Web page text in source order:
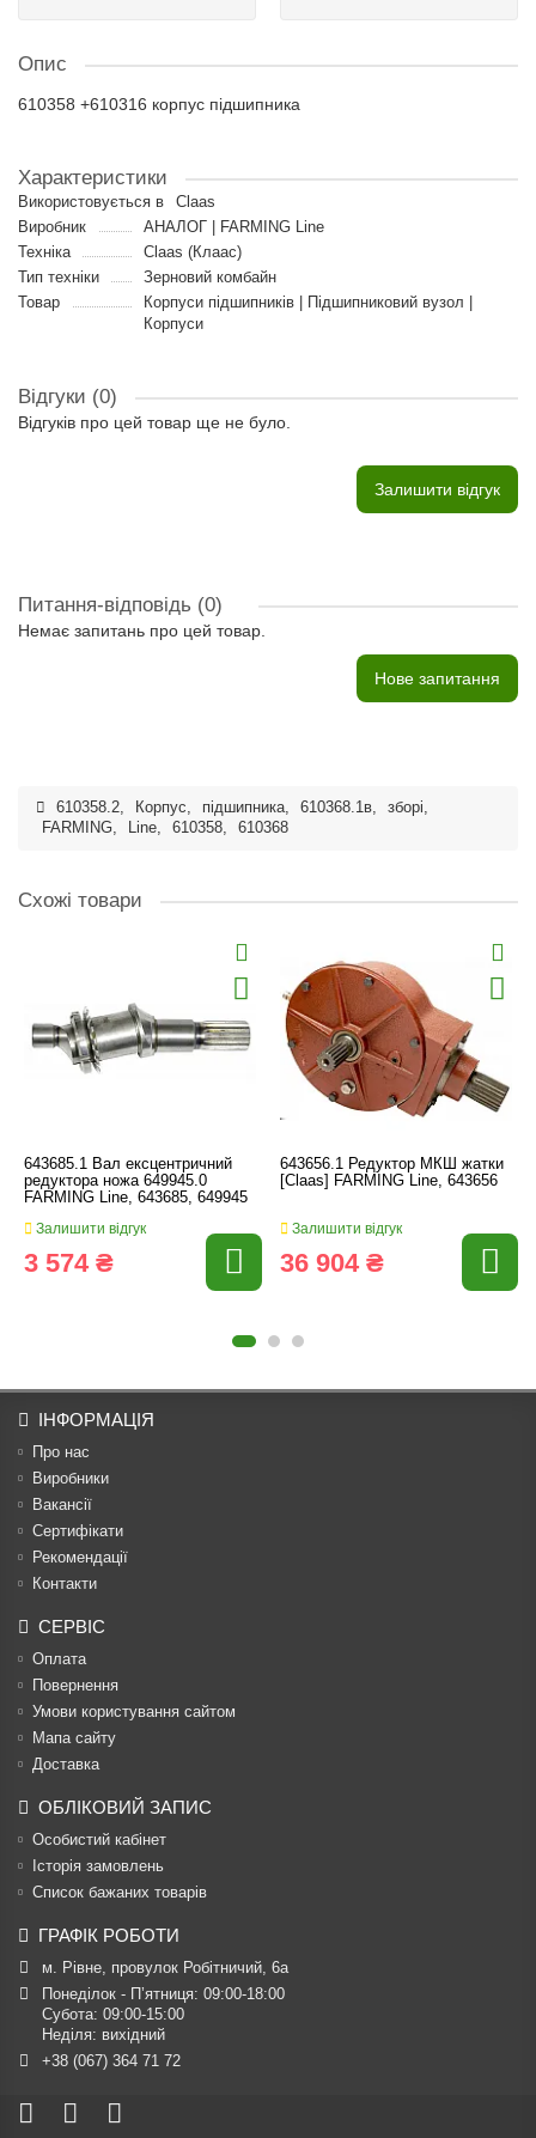
Опис
610358 +610316 корпус підшипника
Характеристики
Використовується в
Claas
Виробник
АНАЛОГ | FARMING Line
Техніка
Claas (Клаас)
Тип техніки
Зерновий комбайн
Товар
Корпуси підшипників | Підшипниковий вузол |
Корпуси
Відгуки (0)
Відгуків про цей товар ще не було.
Залишити відгук
Питання-відповідь (0)
Немає запитань про цей товар.
Нове запитання
610358.2, Корпус, підшипника, 610368.1в, зборі,
FARMING, Line, 610358, 610368
Схожі товари
643685.1 Вал ексцентричний
редуктора ножа 649945.0
FARMING Line, 643685, 649945
Залишити відгук
3 574 ₴
643656.1 Редуктор МКШ жатки
[Claas] FARMING Line, 643656
Залишити відгук
36 904 ₴
ІНФОРМАЦІЯ
Про нас
Виробники
Вакансії
Сертифікати
Рекомендації
Контакти
СЕРВІС
Оплата
Повернення
Умови користування сайтом
Мапа сайту
Доставка
ОБЛІКОВИЙ ЗАПИС
Особистий кабінет
Історія замовлень
Список бажаних товарів
ГРАФІК РОБОТИ
м. Рівне, провулок Робітничий, 6а
Понеділок - П’ятниця: 09:00-18:00
Субота: 09:00-15:00
Неділя: вихідний
+38 (067) 364 71 72